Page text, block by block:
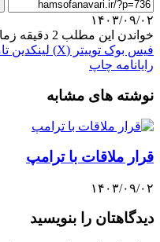
۱۴۰۳/۰۹/۰۲
خواندن این مطلب 2 دقیقه زمان میبرد
فیس بوک توییتر (X) لینکدین
رایانامه چاپ
نوشته های مشابه
‌قرار ملاقات با ترامپ
۱۴۰۳/۰۹/۰۲
دیدگاهتان را بنویسید